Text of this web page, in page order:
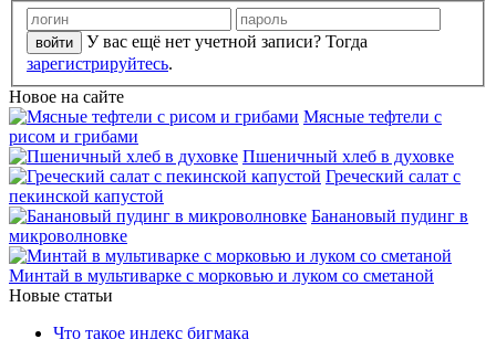
У вас ещё нет учетной записи? Тогда
зарегистрируйтесь.
Новое на сайте
Мясные тефтели с
рисом и грибами
Пшеничный хлеб в духовке
Греческий салат с
пекинской капустой
Банановый пудинг в
микроволновке
Минтай в мультиварке с морковью и луком со сметаной
Новые статьи
Что такое индекс бигмака